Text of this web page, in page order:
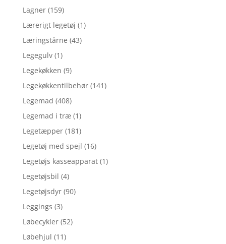
Lagner (159)
Lærerigt legetøj (1)
Læringstårne (43)
Legegulv (1)
Legekøkken (9)
Legekøkkentilbehør (141)
Legemad (408)
Legemad i træ (1)
Legetæpper (181)
Legetøj med spejl (16)
Legetøjs kasseapparat (1)
Legetøjsbil (4)
Legetøjsdyr (90)
Leggings (3)
Løbecykler (52)
Løbehjul (11)